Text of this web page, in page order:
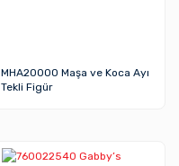
MHA20000 Maşa ve Koca Ayı
Tekli Figür